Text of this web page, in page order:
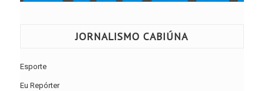
JORNALISMO CABIÚNA
Esporte
Eu Repórter